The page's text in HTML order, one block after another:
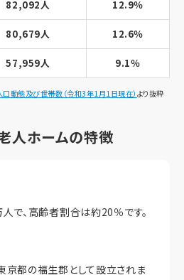
82,092人 12.9％
80,679人 12.6％
57,959人 9.1％
動態及び世帯数（令和3年1月1日現在） より抜粋
人ホームの特徴
で、高齢者割合は約20％です。
京都の福生郡として設立されま